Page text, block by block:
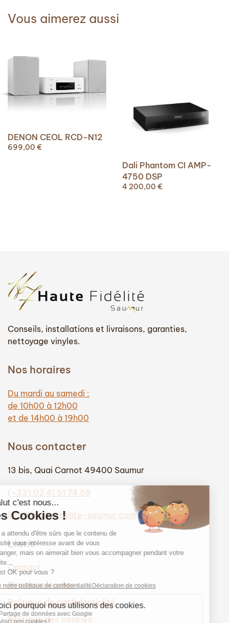
Vous aimerez aussi
DENON CEOL RCD-N12
699,00 €
Dali Phantom CI AMP-
4750 DSP
4 200,00 €
Conseils, installations et livraisons, garanties,
nettoyage vinyles.
Nos horaires
Du mardi au samedi :
de 10h00 à 12h00
et de 14h00 à 19h00
Nous contacter
13 bis, Quai Carnot 49400 Saumur
(+33) 02 41 51 74 58
info@hautefidelite-saumur.com
Liens
Contact
Mentions légales
Politique de confidentialité
Politique des cookies